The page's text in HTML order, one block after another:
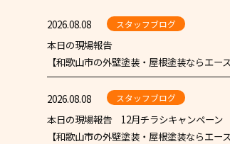
2026.08.08 スタッフブログ
本日の現場報告
【和歌山市の外壁塗装・屋根塗装ならエー
2026.08.08 スタッフブログ
本日の現場報告 12月チラシキャンペーン
【和歌山市の外壁塗装・屋根塗装ならエー